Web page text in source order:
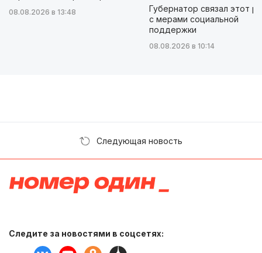
08.08.2026 в 13:48
Губернатор связал этот
с мерами социальной
поддержки
08.08.2026 в 10:14
Следующая новость
Следите за новостями в соцсетях: